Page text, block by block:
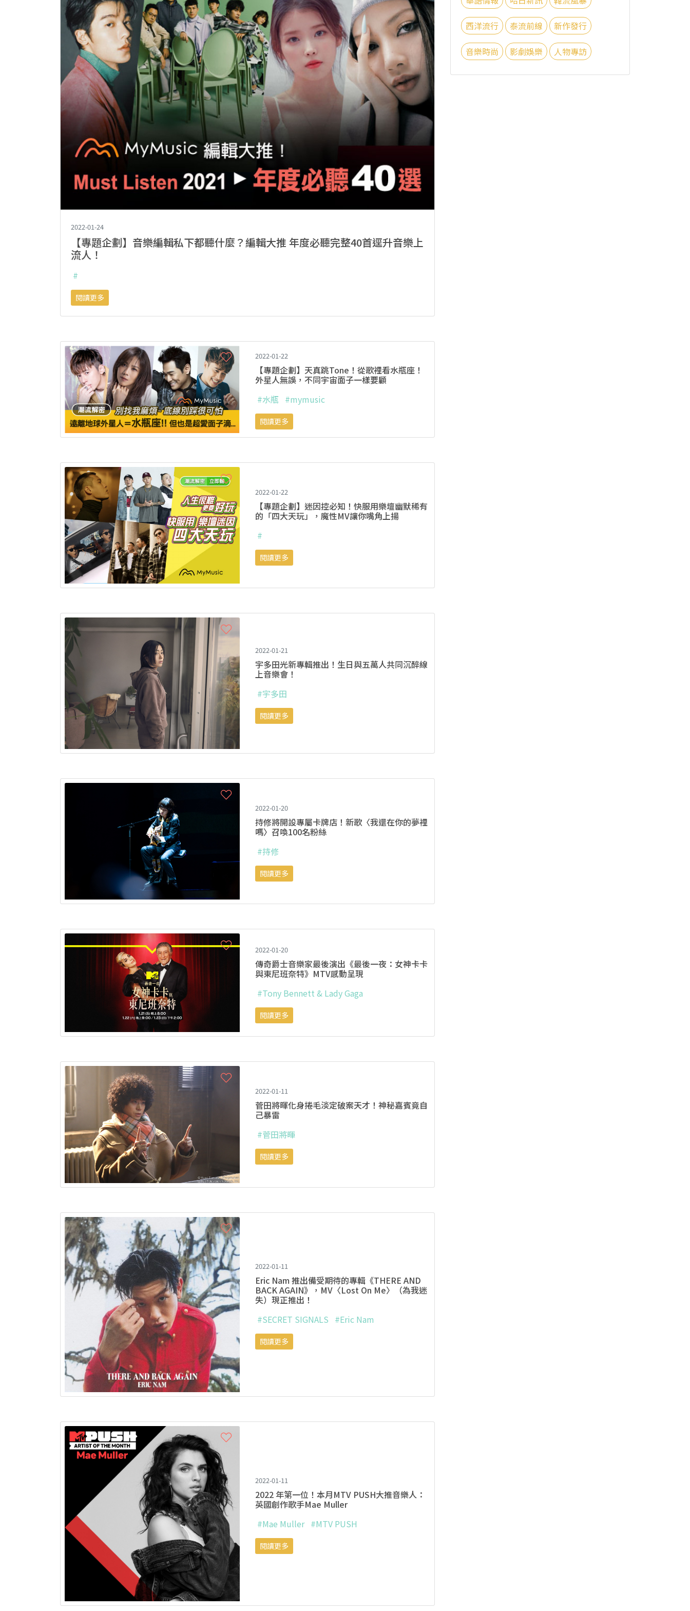
西洋流行 泰流前線 新作發行
音樂時尚 影劇娛樂 人物專訪
2022-01-24
【專題企劃】音樂編輯私下都聽什麼？編輯大推 年度必聽完整40首逕升音樂上
流人！
#
閱讀更多
2022-01-22
【專題企劃】天真跳Tone！從歌裡看水瓶座！
外星人無誤，不同宇宙面子一樣要顧
#水瓶 #mymusic
閱讀更多
2022-01-22
【專題企劃】迷因控必知！快服用樂壇幽默稀有
的「四大天玩」，魔性MV讓你嘴角上揚
#
閱讀更多
2022-01-21
宇多田光新專輯推出！生日與五萬人共同沉醉線
上音樂會！
#宇多田
閱讀更多
2022-01-20
持修將開設專屬卡牌店！新歌〈我還在你的夢裡
嗎〉召喚100名粉絲
#持修
閱讀更多
2022-01-20
傳奇爵士音樂家最後演出《最後一夜：女神卡卡
與東尼班奈特》MTV感動呈現
#Tony Bennett & Lady Gaga
閱讀更多
2022-01-11
菅田將暉化身捲毛淡定破案天才！神秘嘉賓竟自
己暴雷
#菅田將暉
閱讀更多
2022-01-11
Eric Nam 推出備受期待的專輯《THERE AND
BACK AGAIN》，MV〈Lost On Me〉（為我迷
失）現正推出！
#SECRET SIGNALS #Eric Nam
閱讀更多
2022-01-11
2022 年第一位！本月MTV PUSH大推音樂人：
英國創作歌手Mae Muller
#Mae Muller #MTV PUSH
閱讀更多